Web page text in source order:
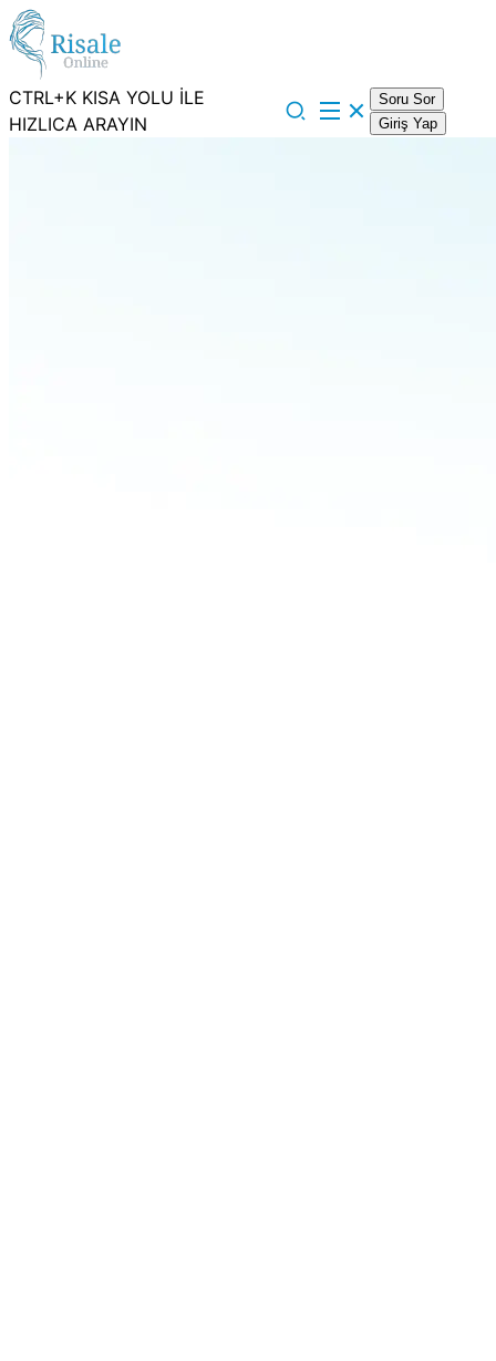
CTRL+K KISA YOLU İLE
HIZLICA ARAYIN
Soru Sor
Giriş Yap